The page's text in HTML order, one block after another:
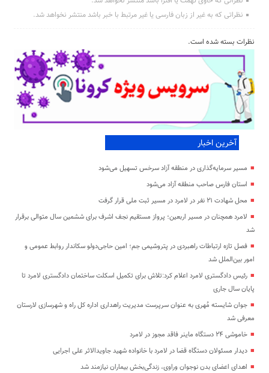
نظراتی که به غیر از زبان فارسی یا غیر مرتبط با خبر باشد منتشر نخواهد شد.
نظرات بسته شده است.
آخرین اخبار
مسیر سرمایه‌گذاری در منطقه آزاد سرخس تسهیل می‌شود
استان فارس صاحب منطقه آزاد می‌شود
محل شهادت ۲۱ نفر در لامرد در مسیر ثبت ملی قرار گرفت
لامرد همچنان در مسیر اربعین؛ پرواز مستقیم نجف اشرف برای ششمین سال متوالی برقرار
شد
فصل تازه ارتباطات راهبردی در پتروشیمی جم؛ امین حاجی‌دولو سکاندار روابط عمومی و
امور بین‌الملل شد
رئیس دادگستری لامرد اعلام کرد:تلاش برای تکمیل اسکلت ساختمان دادگستری لامرد تا
پایان سال جاری
جوان شایسته مُهری به عنوان سرپرست مدیریت راهداری اداره کل راه و شهرسازی لارستان
معرفی شد
خاموشی ۲۴ دستگاه ماینر فاقد مجوز در لامرد
دیدار مسئولان دستگاه قضا در لامرد با خانواده شهید جاویدالاثر علی اجرایی
اهدای اعضای بدن نوجوان وراوی، زندگی‌بخش بیماران نیازمند شد